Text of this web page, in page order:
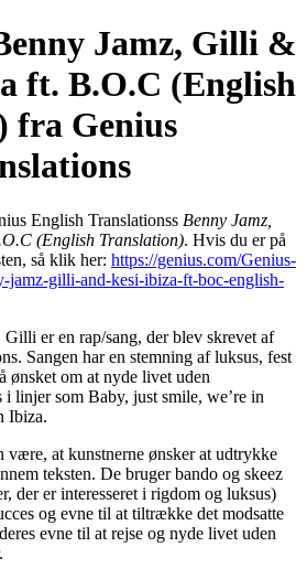
Jamz, Gilli &
ft. B.O.C (English
fra Genius
English Translationss Benny Jamz,
(English Translation). Hvis du er på
så klik her: https://genius.com/Genius-
jamz-gilli-and-kesi-ibiza-ft-boc-english-
Gilli er en rap/sang, der blev skrevet af
Sangen har en stemning af luksus, fest
ønsket om at nyde livet uden
i linjer som Baby, just smile, we’re in
Ibiza.
være, at kunstnerne ønsker at udtrykke
teksten. De bruger bando og skeez
der er interesseret i rigdom og luksus)
og evne til at tiltrække det modsatte
evne til at rejse og nyde livet uden